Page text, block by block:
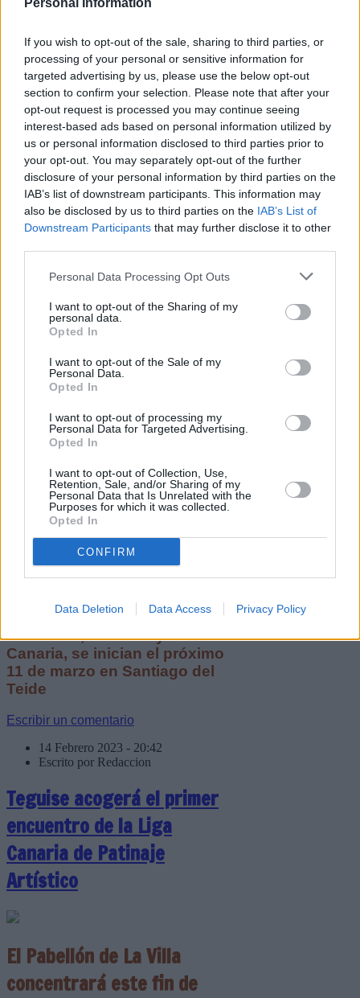
Personal Information
If you wish to opt-out of the sale, sharing to third parties, or
processing of your personal or sensitive information for
targeted advertising by us, please use the below opt-out
section to confirm your selection. Please note that after your
opt-out request is processed you may continue seeing
interest-based ads based on personal information utilized by
us or personal information disclosed to third parties prior to
your opt-out. You may separately opt-out of the further
disclosure of your personal information by third parties on the
IAB’s list of downstream participants. This information may
also be disclosed by us to third parties on the IAB’s List of
Downstream Participants that may further disclose it to other
Personal Data Processing Opt Outs
I want to opt-out of the Sharing of my
personal data.
Opted In
I want to opt-out of the Sale of my
Personal Data.
Opted In
I want to opt-out of processing my
Personal Data for Targeted Advertising.
Opted In
I want to opt-out of Collection, Use,
Retention, Sale, and/or Sharing of my
Personal Data that Is Unrelated with the
Purposes for which it was collected.
Opted In
CONFIRM
Data Deletion Data Access Privacy Policy
sin puntuar, desde el principio de la
Escribir un comentario
14 Febrero 2023 - 21:21
Escrito por Jesús García
Andrés Ramírez, nuevo
presidente de la Asociación
de Propietarios de J80
Lanzarote
La competición liguera estará
jornadas en aguas de Puerto
Calero
Escribir un comentario
14 Febrero 2023 - 20:58
Llega una nueva edición de
la Bestial Race Series
Naviera Armas 2023
Las pruebas de obstáculos
más bestiales de Canarias,
que se celebrarán en las islas
de Tenerife, Fuerteventura,
Lanzarote, El Hierro y Gran
Canaria, se inician el próximo
11 de marzo en Santiago del
Teide
Escribir un comentario
14 Febrero 2023 - 20:42
Escrito por Redaccion
Teguise acogerá el primer
encuentro de la Liga
Canaria de Patinaje
Artístico
El Pabellón de La Villa
concentrará este fin de